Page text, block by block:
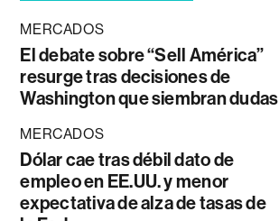
MERCADOS
El debate sobre “Sell América”
resurge tras decisiones de
Washington que siembran dudas
MERCADOS
Dólar cae tras débil dato de
empleo en EE.UU. y menor
expectativa de alza de tasas de